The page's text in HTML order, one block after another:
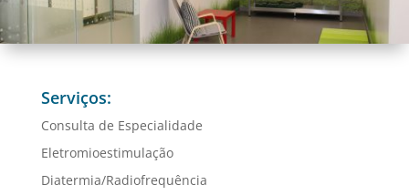
Serviços:
Consulta de Especialidade
Eletromioestimulação
Diatermia/Radiofrequência